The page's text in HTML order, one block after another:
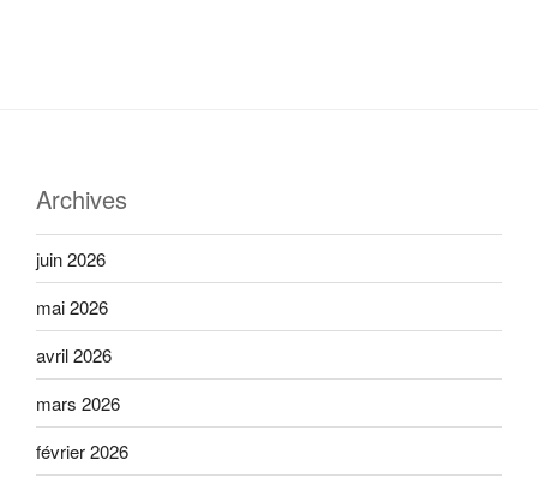
Archives
juin 2026
mai 2026
avril 2026
mars 2026
février 2026